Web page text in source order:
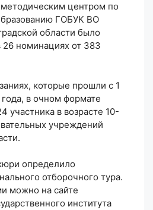
центром по
ГОБУК ВО
области было
26 номинациях от 383
которые прошли с 1
в очном формате
участника в возрасте 10-
учреждений
определило
отборочного тура.
можно на сайте
института